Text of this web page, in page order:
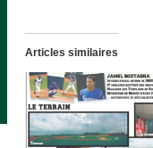
Articles similaires